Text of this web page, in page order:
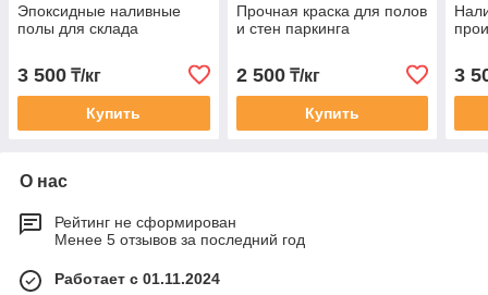
Эпоксидные наливные
полы для склада
3 500 ₸/кг
Купить
Прочная краска для полов
и стен паркинга
2 500₸/кг
Купить
3
О нас
Рейтинг не сформирован
Менее 5 отзывов за последний год
Работает с 01.11.2024